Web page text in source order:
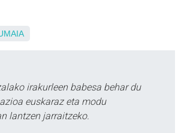
irakurleen babesa behar du
euskaraz eta modu
lantzen jarraitzeko.